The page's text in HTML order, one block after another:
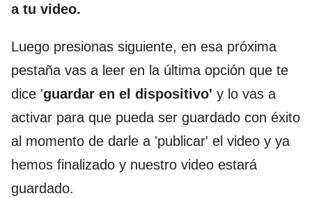
a tu video.
Luego presionas siguiente, en esa próxima
pestaña vas a leer en la última opción que te
dice 'guardar en el dispositivo' y lo vas a
activar para que pueda ser guardado con éxito
al momento de darle a 'publicar' el video y ya
hemos finalizado y nuestro video estará
guardado.